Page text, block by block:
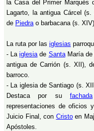
la Casa del Primer Marqués
Lagarto, la antigua Cárcel (s.
de Piedrao barbacana (s.
La ruta por las iglesias
- Laiglesiade SantaMaría de
antigua de Carrión (s. XII),
barroco.
- La iglesia de Santiago (s.
Destaca por sufachada
representaciones de oficios
Juicio Final, con Cristoen
Apóstoles.